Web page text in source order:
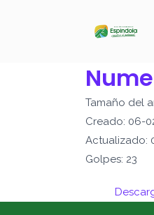
Tamaño del
Creado: 06-
Actualizado:
Golpes: 23